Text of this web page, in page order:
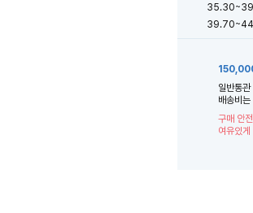
일반통
배송비
구매 안
여유있